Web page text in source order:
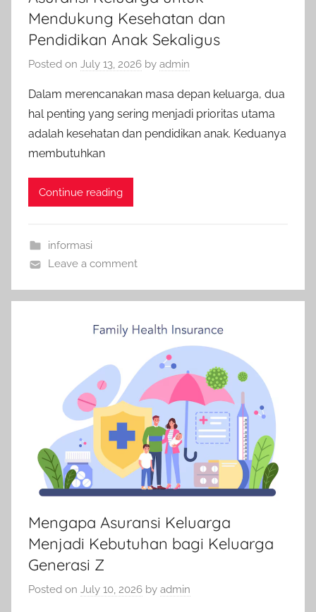
Mendukung Kesehatan dan
Pendidikan Anak Sekaligus
Posted on July 13, 2026 by admin
Dalam merencanakan masa depan keluarga, dua
hal penting yang sering menjadi prioritas utama
adalah kesehatan dan pendidikan anak. Keduanya
membutuhkan
Continue reading
informasi
Leave a comment
Mengapa Asuransi Keluarga
Menjadi Kebutuhan bagi Keluarga
Generasi Z
Posted on July 10, 2026 by admin